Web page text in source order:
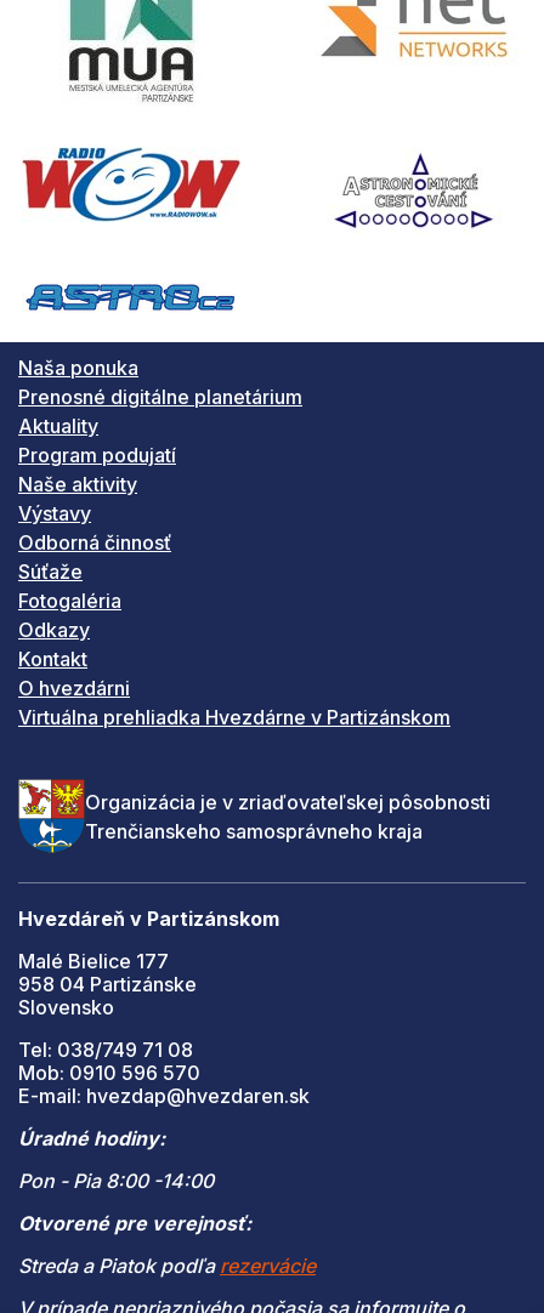
Naša ponuka
Prenosné digitálne planetárium
Aktuality
Program podujatí
Naše aktivity
Výstavy
Odborná činnosť
Súťaže
Fotogaléria
Odkazy
Kontakt
O hvezdárni
Virtuálna prehliadka Hvezdárne v Partizánskom
Organizácia je v zriaďovateľskej pôsobnosti
Trenčianskeho samosprávneho kraja
Hvezdáreň v Partizánskom
Malé Bielice 177
958 04 Partizánske
Slovensko
Tel: 038/749 71 08
Mob: 0910 596 570
E-mail: hvezdap@hvezdaren.sk
Úradné hodiny:
Pon - Pia 8:00 -14:00
Otvorené pre verejnosť:
Streda a Piatok podľa rezervácie
V prípade nepriaznivého počasia sa informujte o